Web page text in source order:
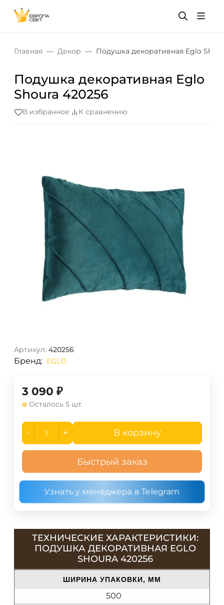
Главная Декор Подушка декоративная Eglo
Подушка декоративная Eglo
Shoura 420256
В избранное К сравнению
Артикул: 420256
Бренд: EGLO
3 090 ₽
Осталось 5 шт.
- + В корзину
Быстрый заказ
Узнать у менеджера в Telegram
ТЕХНИЧЕСКИЕ ХАРАКТЕРИСТИКИ:
ПОДУШКА ДЕКОРАТИВНАЯ EGLO
SHOURA 420256
ШИРИНА УПАКОВКИ, ММ
500